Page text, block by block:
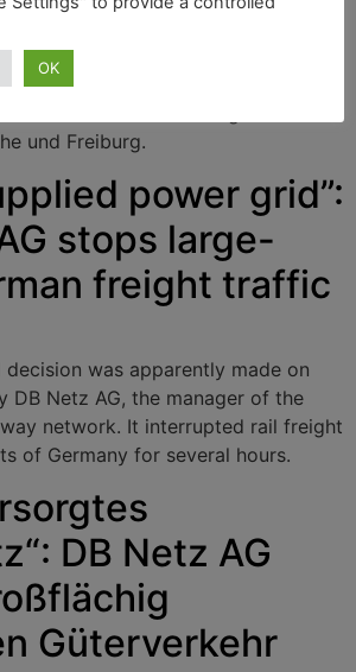
kommt nicht zur Ruhe – bis
die Verwalterin der deutschen
DB Netz die wichtigste
und Freiburg.
power grid”:
stops large-
freight traffic
decision was apparently made on
DB Netz AG, the manager of the
network. It interrupted rail freight
of Germany for several hours.
DB Netz AG
Güterverkehr
OK